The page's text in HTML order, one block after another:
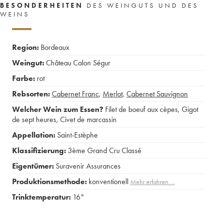
BESONDERHEITEN
DES WEINGUTS UND DES
WEINS
Region: Bordeaux
Weingut:Château Calon Ségur
Farbe: rot
Rebsorten:Cabernet Franc, Merlot, Cabernet Sauvignon
Welcher Wein zum Essen? Filet de boeuf aux cèpes, Gigot
de sept heures, Civet de marcassin
Appellation: Saint-Estèphe
Klassifizierung: 3ème Grand Cru Classé
Eigentümer: Suravenir Assurances
Produktionsmethode: konventionell Mehr erfahren …
Trinktemperatur: 16°